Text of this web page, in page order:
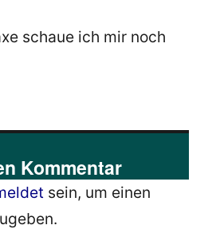
schaue ich mir noch
Kommentar
sein, um einen